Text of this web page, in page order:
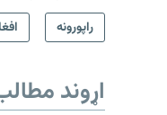
راپورونه
اړوند